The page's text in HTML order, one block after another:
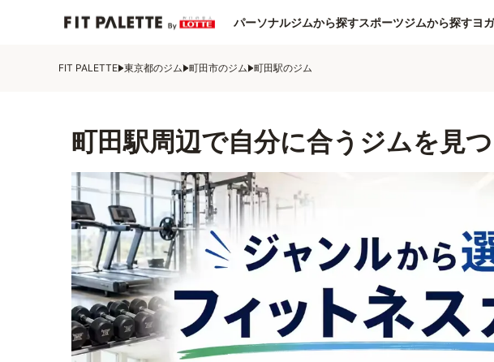
パーソナルジムから探すスポーツジムから探すヨ
FIT PALETTE 東京都のジム 町田市のジム 町田駅のジム
町田駅周辺で自分に合うジムを見